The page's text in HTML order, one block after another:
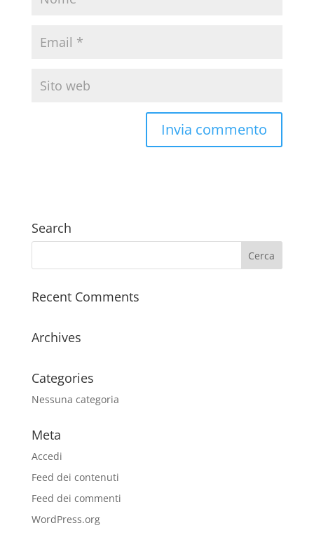
Search
Recent Comments
Archives
Categories
Nessuna categoria
Meta
Accedi
Feed dei contenuti
Feed dei commenti
WordPress.org